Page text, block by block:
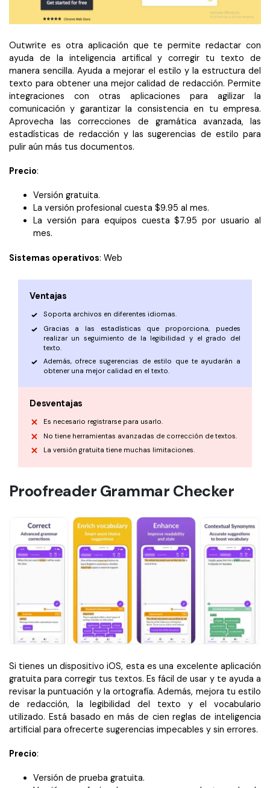
Outwrite es otra aplicación que te permite redactar con
ayuda de la inteligencia artifical y corregir tu texto de
manera sencilla. Ayuda a mejorar el estilo y la estructura del
texto para obtener una mejor calidad de redacción. Permite
integraciones con otras aplicaciones para agilizar la
comunicación y garantizar la consistencia en tu empresa.
Aprovecha las correcciones de gramática avanzada, las
estadísticas de redacción y las sugerencias de estilo para
pulir aún más tus documentos.
Precio:
Versión gratuita.
La versión profesional cuesta $9.95 al mes.
La versión para equipos cuesta $7.95 por usuario al
mes.
Sistemas operativos: Web
Ventajas
Soporta archivos en diferentes idiomas.
Gracias a las estadísticas que proporciona, puedes
realizar un seguimiento de la legibilidad y el grado del
texto.
Además, ofrece sugerencias de estilo que te ayudarán a
obtener una mejor calidad en el texto.
Desventajas
Es necesario registrarse para usarlo.
No tiene herramientas avanzadas de corrección de textos.
La versión gratuita tiene muchas limitaciones.
Proofreader Grammar Checker
Si tienes un dispositivo iOS, esta es una excelente aplicación
gratuita para corregir tus textos. Es fácil de usar y te ayuda a
revisar la puntuación y la ortografía. Además, mejora tu estilo
de redacción, la legibilidad del texto y el vocabulario
utilizado. Está basado en más de cien reglas de inteligencia
artificial para ofrecerte sugerencias impecables y sin errores.
Precio:
Versión de prueba gratuita.